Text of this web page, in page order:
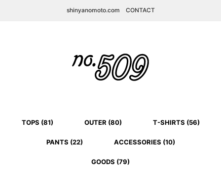
shinyanomoto.com CONTACT
TOPS (81) OUTER (80) T-SHIRTS (56)
PANTS (22) ACCESSORIES (10)
GOODS (79)